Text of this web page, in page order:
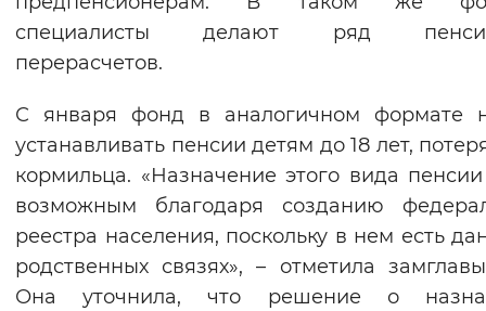
специалисты делают ряд
перерасчетов.
С января фонд в аналогичном формате
устанавливать пенсии детям до 18 лет,
кормильца. «Назначение этого вида
возможным благодаря созданию
реестра населения, поскольку в нем есть
родственных связях», – отметила
Она уточнила, что решение о